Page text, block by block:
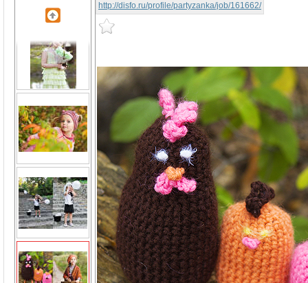
http://disfo.ru/profile/partyzanka/job/161662/